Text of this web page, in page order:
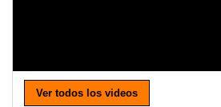
Ver todos los videos